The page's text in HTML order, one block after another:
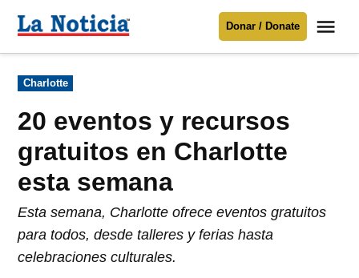
Para mantenerte informado necesitamos
Donar
contenido
Noticia
Donar / Donate
Publicado
en
Charlotte
20 eventos y recursos
gratuitos en Charlotte
esta semana
Esta semana, Charlotte ofrece eventos gratuitos
para todos, desde talleres y ferias hasta
celebraciones culturales.